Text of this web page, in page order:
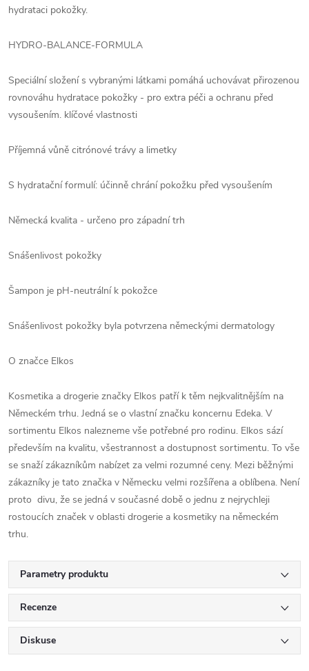
hydrataci pokožky.
HYDRO-BALANCE-FORMULA
Speciální složení s vybranými látkami pomáhá uchovávat přirozenou
rovnováhu hydratace pokožky - pro extra péči a ochranu před
vysoušením. klíčové vlastnosti
Příjemná vůně citrónové trávy a limetky
S hydratační formulí: účinně chrání pokožku před vysoušením
Německá kvalita - určeno pro západní trh
Snášenlivost pokožky
Šampon je pH-neutrální k pokožce
Snášenlivost pokožky byla potvrzena německými dermatology
O značce Elkos
Kosmetika a drogerie značky Elkos patří k těm nejkvalitnějším na
Německém trhu. Jedná se o vlastní značku koncernu Edeka. V
sortimentu Elkos nalezneme vše potřebné pro rodinu. Elkos sází
především na kvalitu, všestrannost a dostupnost sortimentu. To vše
se snaží zákazníkům nabízet za velmi rozumné ceny. Mezi běžnými
zákazníky je tato značka v Německu velmi rozšířena a oblíbena. Není
proto divu, že se jedná v současné době o jednu z nejrychleji
rostoucích značek v oblasti drogerie a kosmetiky na německém
trhu.
Parametry produktu
Recenze
Diskuse